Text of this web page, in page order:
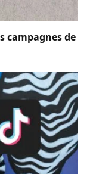
campagnes de